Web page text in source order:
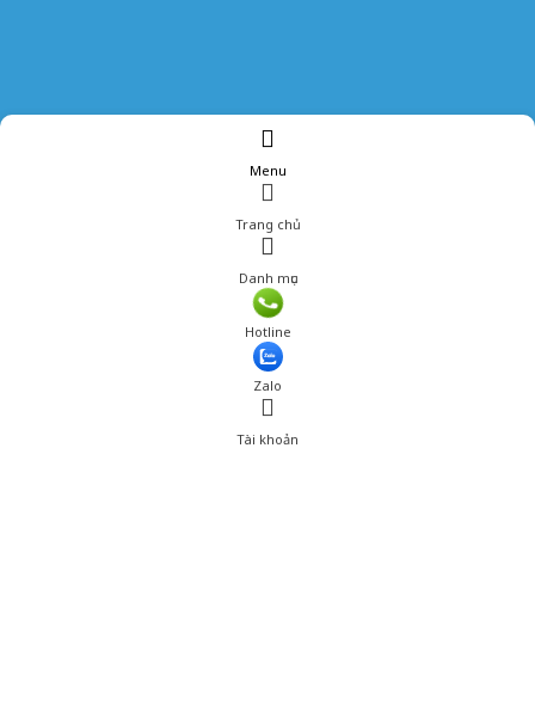
Menu
Trang chủ
Danh mục
Hotline
Zalo
Tài khoản